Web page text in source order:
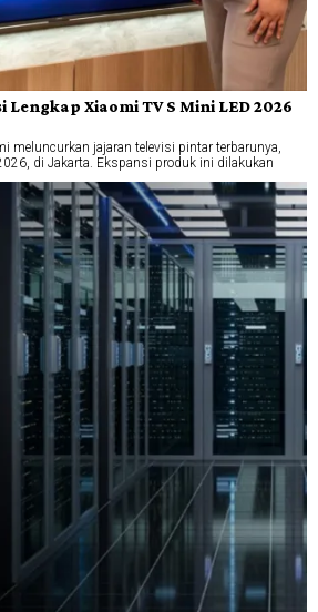
Xiaomi TV S Mini LED 2026
meluncurkan jajaran televisi pintar terbarunya,
di Jakarta. Ekspansi produk ini dilakukan